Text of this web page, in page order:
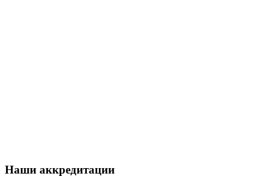
Наши аккредитации